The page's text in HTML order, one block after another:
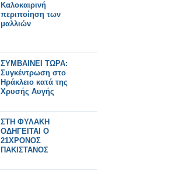
Καλοκαιρινή
περιποίηση των
μαλλιών
ΣΥΜΒΑΙΝΕΙ ΤΩΡΑ:
Συγκέντρωση στο
Ηράκλειο κατά της
Χρυσής Αυγής
ΣΤΗ ΦΥΛΑΚΗ
ΟΔΗΓΕΙΤΑΙ Ο
21ΧΡΟΝΟΣ
ΠΑΚΙΣΤΑΝΟΣ